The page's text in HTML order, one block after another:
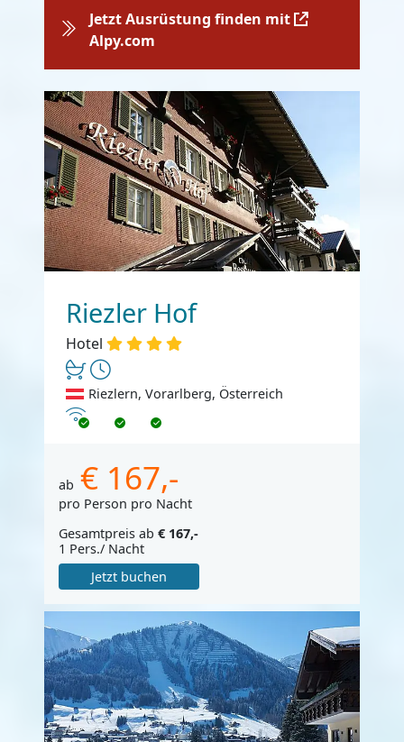
Jetzt Ausrüstung finden mit
Alpy.com
Riezler Hof
Hotel
Riezlern, Vorarlberg, Österreich
Internet
ab € 167,-
pro Person pro Nacht
Gesamtpreis ab € 167,-
1 Pers./ Nacht
Jetzt buchen